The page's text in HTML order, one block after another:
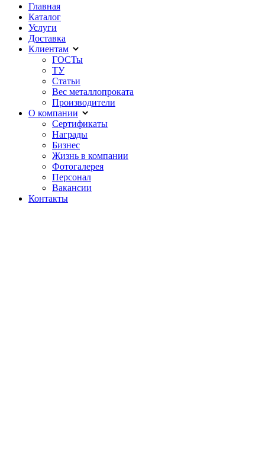
Главная
Каталог
Услуги
Доставка
Клиентам
ГОСТы
ТУ
Статьи
Вес металлопроката
Производители
О компании
Сертификаты
Награды
Бизнес
Жизнь в компании
Фотогалерея
Персонал
Вакансии
Контакты